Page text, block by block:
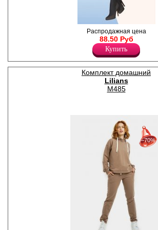
Теплые, плотные, хлопковые
колготки 300 den для
будущих мам. Однородные
по всей длине с
анатомической вставкой для
живота, анатомическая
вставка. Плоские
эластичные швы спереди и
один сзади. Усиленная
Распродажная цена
88.50 Руб
Купить
Комплект домашний
Lilians
M485
с 22-07-2026 по 28-07-2026
с 29-07-2026 по 04-08-2026
с 05-08-2026 по 11-08-2026
−70%